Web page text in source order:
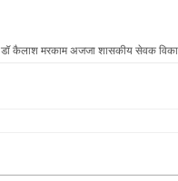
डॉ कैलाश मरकाम अजजा शासकीय सेवक